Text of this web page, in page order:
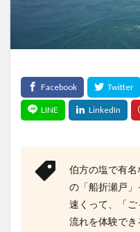
伯方の塩で有名
の「船折瀬戸
速くって、「
流れを体験で